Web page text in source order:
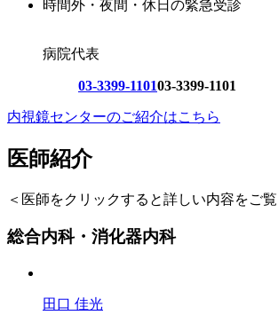
時間外・夜間・休日の緊急受診
病院代表
03-3399-110103-3399-1101
内視鏡センターのご紹介はこちら
医師紹介
＜医師をクリックすると詳しい内容をご
総合内科・消化器内科
田口 佳光